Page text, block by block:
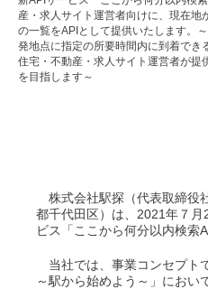
産・求人サイト運営者向けに、現在
の一覧をAPIとして提供いたします。
発地点に指定の所要時間内に到着でき
住宅・不動産・求人サイト運営者が提
を目指します～
株式会社駅探（代表取締役
都千代田区）は、2021年７
ビス「ここから何分以内検索
当社では、事業コンセプト
～駅から始めよう～」におい